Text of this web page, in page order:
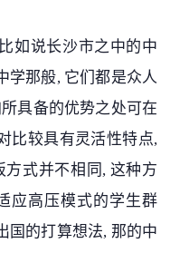
如说长沙市之中的中
学那般, 它们都是众人
具备的优势之处可在
比较具有灵活性特点,
式并不相同, 这种方
应高压模式的学生群
国的打算想法, 那的中